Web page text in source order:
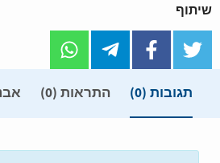
שיתוף
תגובות (0) התראות (0)